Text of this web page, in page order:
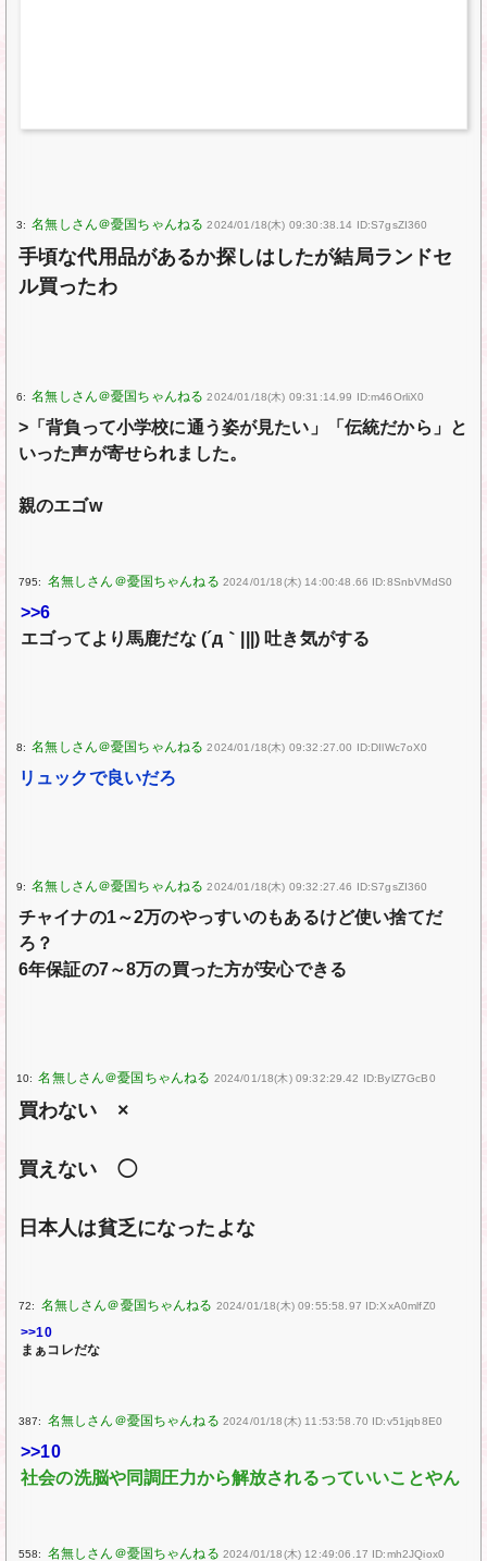
3: 2024/01/18(木) 09:30:38.14 ID:S7gsZI360
手頃な代用品があるか探しはしたが結局ランドセ
ル買ったわ
6: 2024/01/18(木) 09:31:14.99 ID:m46OrliX0
>「背負って小学校に通う姿が見たい」「伝統だから」と
いった声が寄せられました。
親のエゴw
795: 2024/01/18(木) 14:00:48.66 ID:8SnbVMdS0
>>6
エゴってより馬鹿だな (´д｀|||) 吐き気がする
8: 2024/01/18(木) 09:32:27.00 ID:DIlWc7oX0
リュックで良いだろ
9: 2024/01/18(木) 09:32:27.46 ID:S7gsZI360
チャイナの1～2万のやっすいのもあるけど使い捨てだ
ろ？
6年保証の7～8万の買った方が安心できる
10: 2024/01/18(木) 09:32:29.42 ID:BylZ7GcB0
買わない ×
買えない ◯
日本人は貧乏になったよな
72: 2024/01/18(木) 09:55:58.97 ID:XxA0mlfZ0
>>10
まぁコレだな
387: 2024/01/18(木) 11:53:58.70 ID:v51jqb8E0
>>10
社会の洗脳や同調圧力から解放されるっていいことやん
558: 2024/01/18(木) 12:49:06.17 ID:mh2JQiox0